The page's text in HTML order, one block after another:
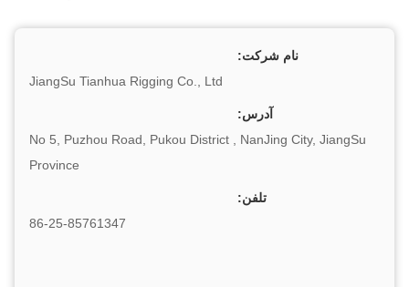
نام شرکت:
JiangSu Tianhua Rigging Co., Ltd
آدرس:
No 5, Puzhou Road, Pukou District , NanJing City, JiangSu
Province
تلفن:
86-25-85761347